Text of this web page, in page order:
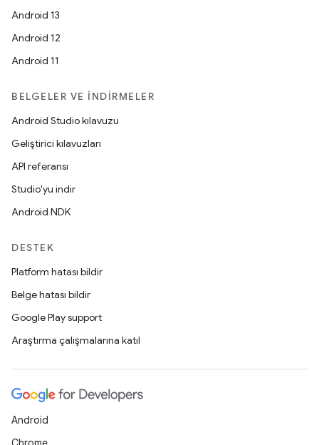
Android 13
Android 12
Android 11
BELGELER VE İNDIRMELER
Android Studio kılavuzu
Geliştirici kılavuzları
API referansı
Studio'yu indir
Android NDK
DESTEK
Platform hatası bildir
Belge hatası bildir
Google Play support
Araştırma çalışmalarına katıl
Android